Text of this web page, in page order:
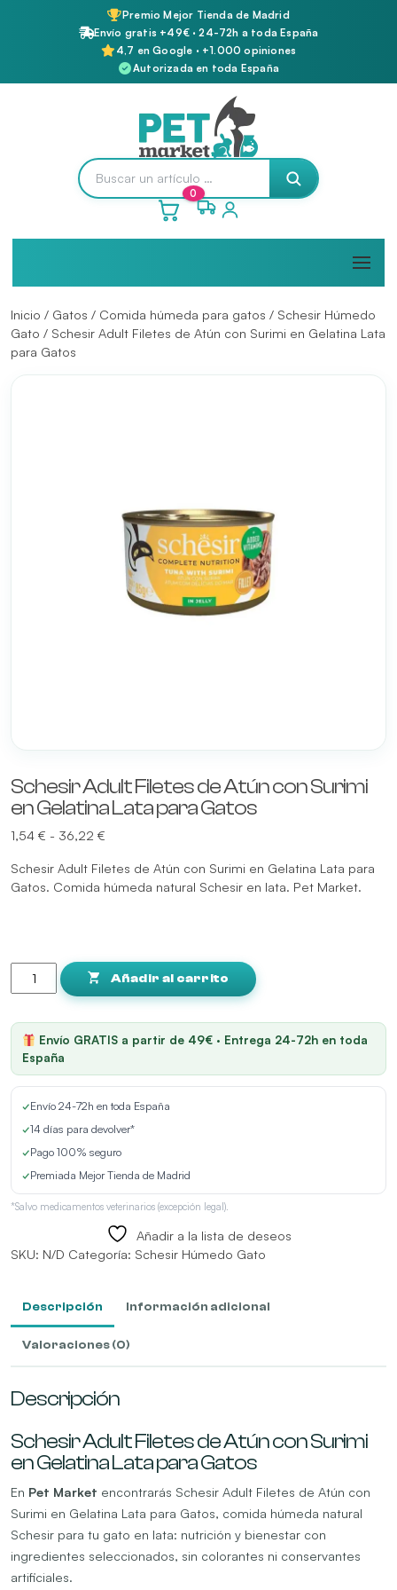
Premio Mejor Tienda de Madrid
Envío gratis +49€ · 24-72h a toda España
4,7 en Google · +1.000 opiniones
Autorizada en toda España
0
Inicio / Gatos / Comida húmeda para gatos / Schesir Húmedo
Gato / Schesir Adult Filetes de Atún con Surimi en Gelatina Lata
para Gatos
Schesir Adult Filetes de Atún con Surimi
en Gelatina Lata para Gatos
1,54 € - 36,22 €
precios:
desde
Schesir Adult Filetes de Atún con Surimi en Gelatina Lata para
Gatos. Comida húmeda natural Schesir en lata. Pet Market.
Adult
Filetes
Atún
con
Surimi
en
Gelatina
Lata
Gatos
cantidad
Añadir al carrito
Envío GRATIS a partir de 49€ · Entrega 24-72h en toda
España
✓Envío 24-72h en toda España
✓14 días para devolver*
✓Pago 100% seguro
✓Premiada Mejor Tienda de Madrid
*Salvo medicamentos veterinarios (excepción legal).
Añadir a la lista de deseos
SKU: N/D Categoría: Schesir Húmedo Gato
Descripción Información adicional
Valoraciones (0)
Descripción
Schesir Adult Filetes de Atún con Surimi
en Gelatina Lata para Gatos
En Pet Market encontrarás Schesir Adult Filetes de Atún con
Surimi en Gelatina Lata para Gatos, comida húmeda natural
Schesir para tu gato en lata: nutrición y bienestar con
ingredientes seleccionados, sin colorantes ni conservantes
artificiales.